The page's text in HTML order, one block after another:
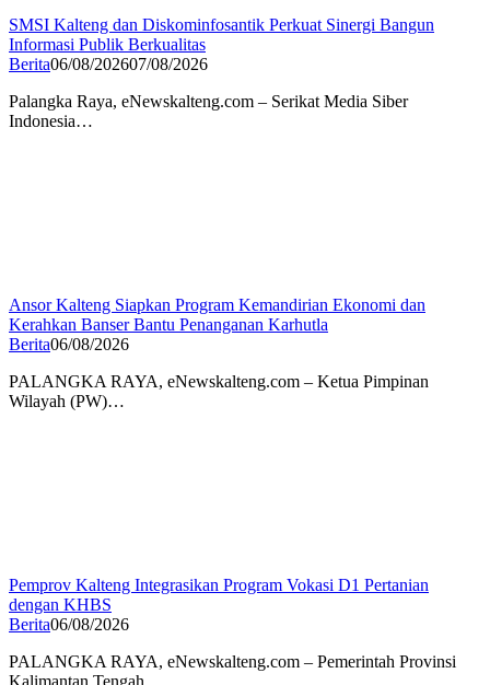
SMSI Kalteng dan Diskominfosantik Perkuat Sinergi Bangun
Informasi Publik Berkualitas
Berita06/08/202607/08/2026
Palangka Raya, eNewskalteng.com – Serikat Media Siber
Indonesia…
Ansor Kalteng Siapkan Program Kemandirian Ekonomi dan
Kerahkan Banser Bantu Penanganan Karhutla
Berita06/08/2026
PALANGKA RAYA, eNewskalteng.com – Ketua Pimpinan
Wilayah (PW)…
Pemprov Kalteng Integrasikan Program Vokasi D1 Pertanian
dengan KHBS
Berita06/08/2026
PALANGKA RAYA, eNewskalteng.com – Pemerintah Provinsi